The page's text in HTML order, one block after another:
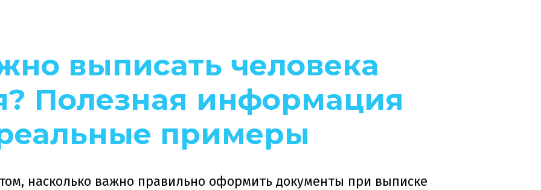
выписать человека
Полезная информация
примеры
насколько важно правильно оформить документы при выписке